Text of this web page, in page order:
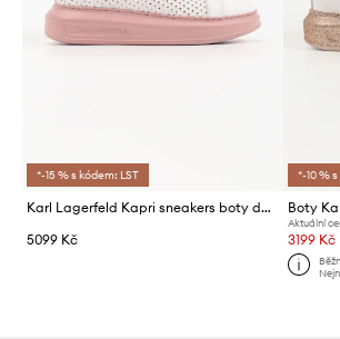
*-15 % s kódem: LST
Karl Lagerfeld Kapri sneakers boty dámské kožené
5099 Kč
*-10 %
Boty
Aktuální
3199 Kč